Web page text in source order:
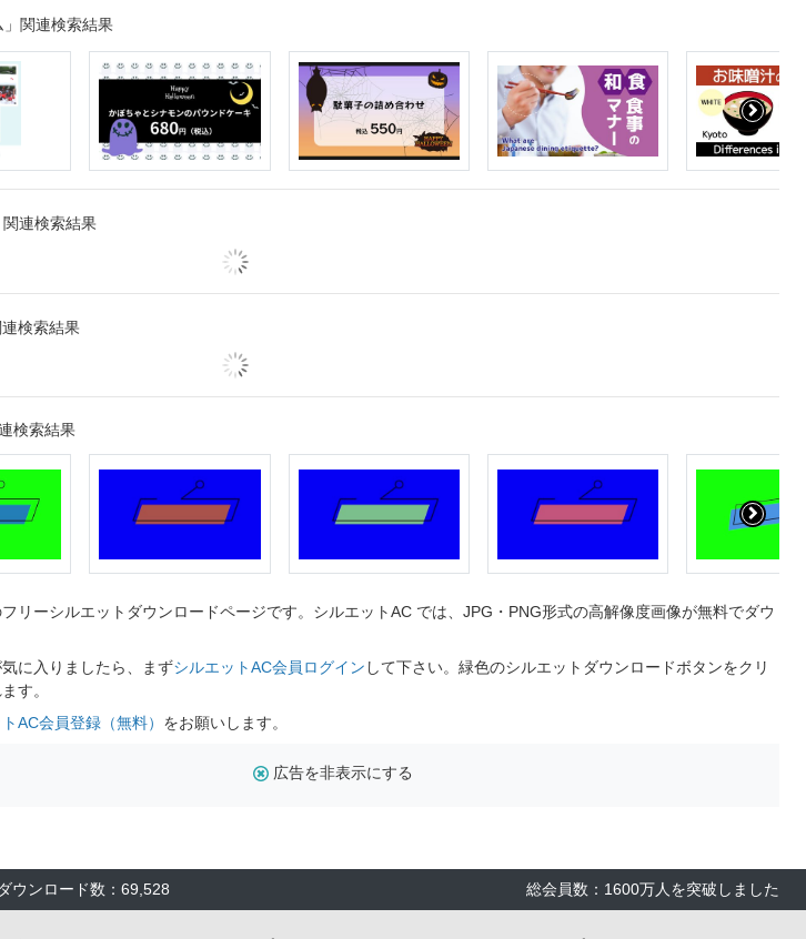
関連検索結果
連検索結果
検索結果
検索結果
リーシルエットダウンロードページです。シルエットAC では、JPG・PNG形式の高解像度画像が無料でダウ
に入りましたら、まずシルエットAC会員ログイン して下さい。緑色のシルエットダウンロードボタンをクリ
す。
AC会員登録（無料） をお願いします。
広告を非表示にする
ウンロード数：69,528 総会員数：1600万人を突破しました